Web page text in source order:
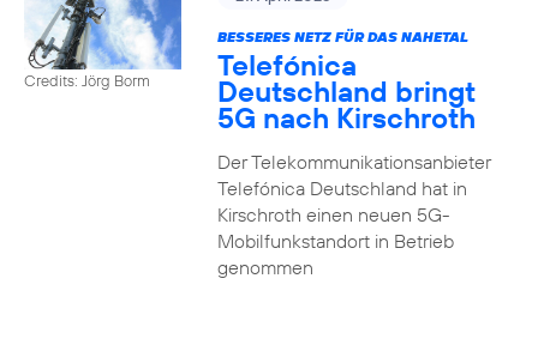
Credits: Jörg Borm
BESSERES NETZ FÜR DAS NAHETAL
Telefónica
Deutschland bringt
5G nach Kirschroth
Der Telekommunikationsanbieter
Telefónica Deutschland hat in
Kirschroth einen neuen 5G-
Mobilfunkstandort in Betrieb
genommen